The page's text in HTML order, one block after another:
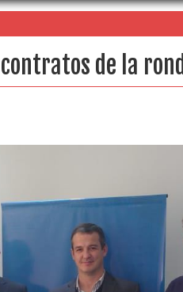
de la